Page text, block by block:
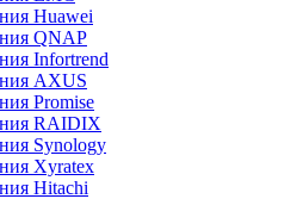
Huawei
QNAP
Infortrend
AXUS
Promise
RAIDIX
Synology
Xyratex
Hitachi